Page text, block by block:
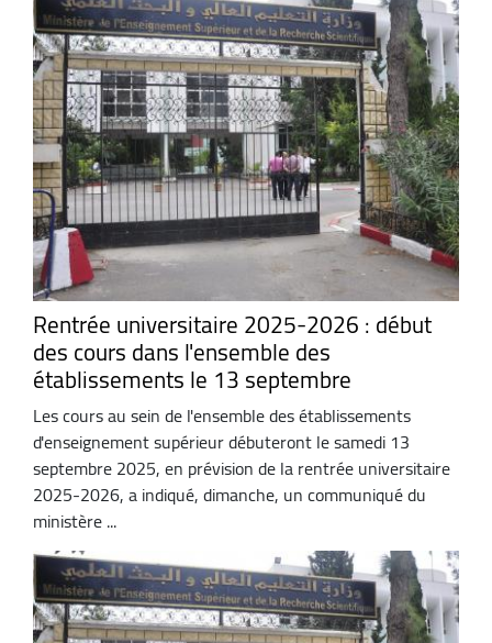
Rentrée universitaire 2025-2026 : début
des cours dans l'ensemble des
établissements le 13 septembre
Les cours au sein de l'ensemble des établissements
d'enseignement supérieur débuteront le samedi 13
septembre 2025, en prévision de la rentrée universitaire
2025-2026, a indiqué, dimanche, un communiqué du
ministère ...